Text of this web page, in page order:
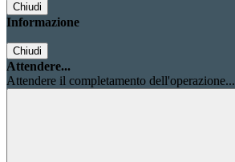
Chiudi
Informazione
Chiudi
Attendere...
Attendere il completamento dell'operazione...